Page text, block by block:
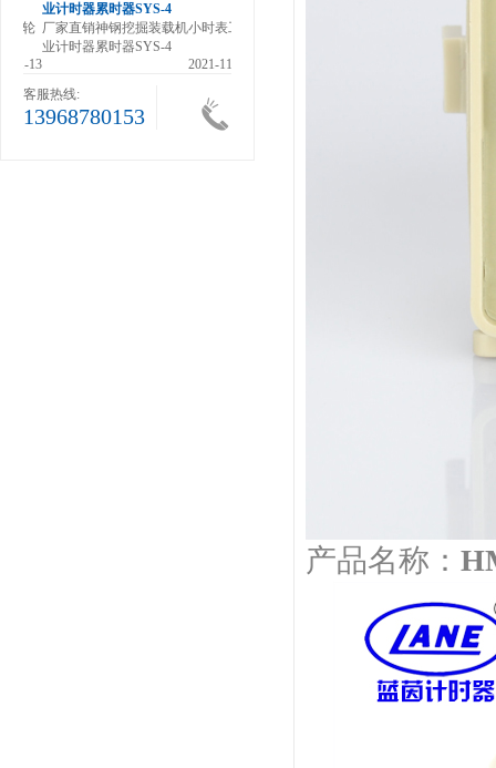
业计时器累时器SYS-4
厂家直销神钢挖掘装载机小时表工
业计时器累时器SYS-4
2021-11-13
客服热线:
13968780153
产品名称：